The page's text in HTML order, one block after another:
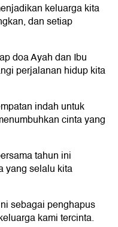
keluarga kita
dan setiap
doa Ayah dan Ibu
perjalanan hidup kita
indah untuk
cinta yang
tahun ini
yang selalu kita
sebagai penghapus
kami tercinta.